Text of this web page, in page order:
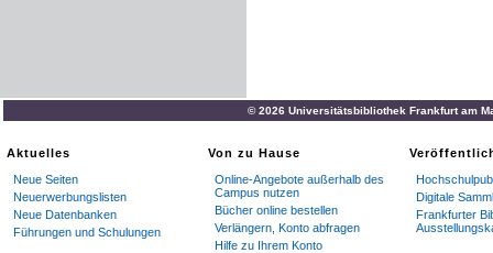
© 2026 Universitätsbibliothek Frankfurt am
Aktuelles
Neue Seiten
Neuerwerbungslisten
Neue Datenbanken
Führungen und Schulungen
Von zu Hause
Online-Angebote außerhalb des
Campus nutzen
Bücher online bestellen
Verlängern, Konto abfragen
Hilfe zu Ihrem Konto
Digitale
Frankfurter